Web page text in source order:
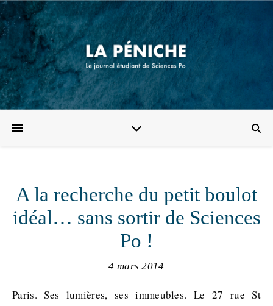
A la recherche du petit boulot
idéal… sans sortir de Sciences
Po !
4 mars 2014
Paris. Ses lumières, ses immeubles. Le 27 rue St